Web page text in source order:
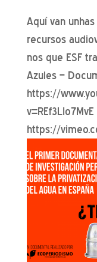
Aquí van
recursos
nos que ESF
Azules –
https://
https://